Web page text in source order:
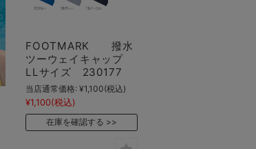
FOOTMARK 撥水
ツーウェイキャップ
LLサイズ 230177
当店通常価格: ¥1,100(税込)
¥1,100(税込)
在庫を確認する